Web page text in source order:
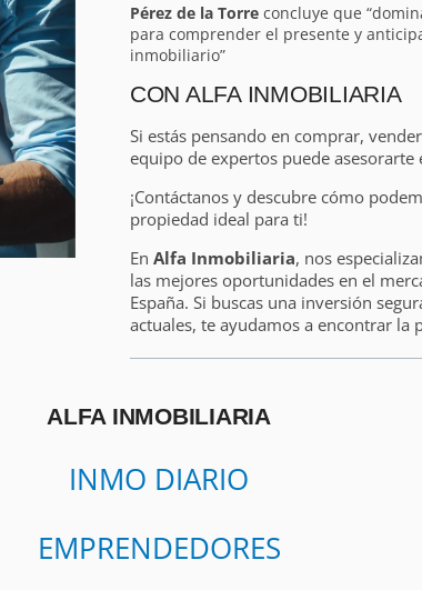
Pérez de la Torreconcluye que
para comprender el presente y
inmobiliario”
CON ALFA INMOBILIARIA
Si estás pensando en comprar,
equipo de expertos puede asesorarte
¡Contáctanos y descubre cómo
propiedad ideal para ti!
En Alfa Inmobiliaria, nos
las mejores oportunidades en el
España. Si buscas una inversión
actuales, te ayudamos a encontrar la
ALFA INMOBILIARIA
INMO DIARIO
EMPRENDEDORES